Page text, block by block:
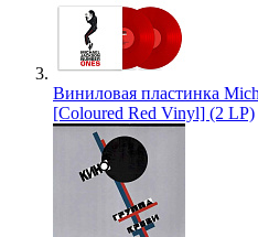
Виниловая пластинка
[Coloured Red Vinyl] (2 LP)